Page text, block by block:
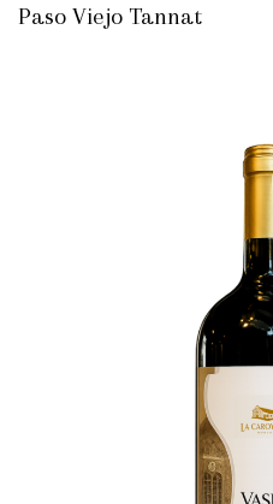
Paso Viejo Tannat